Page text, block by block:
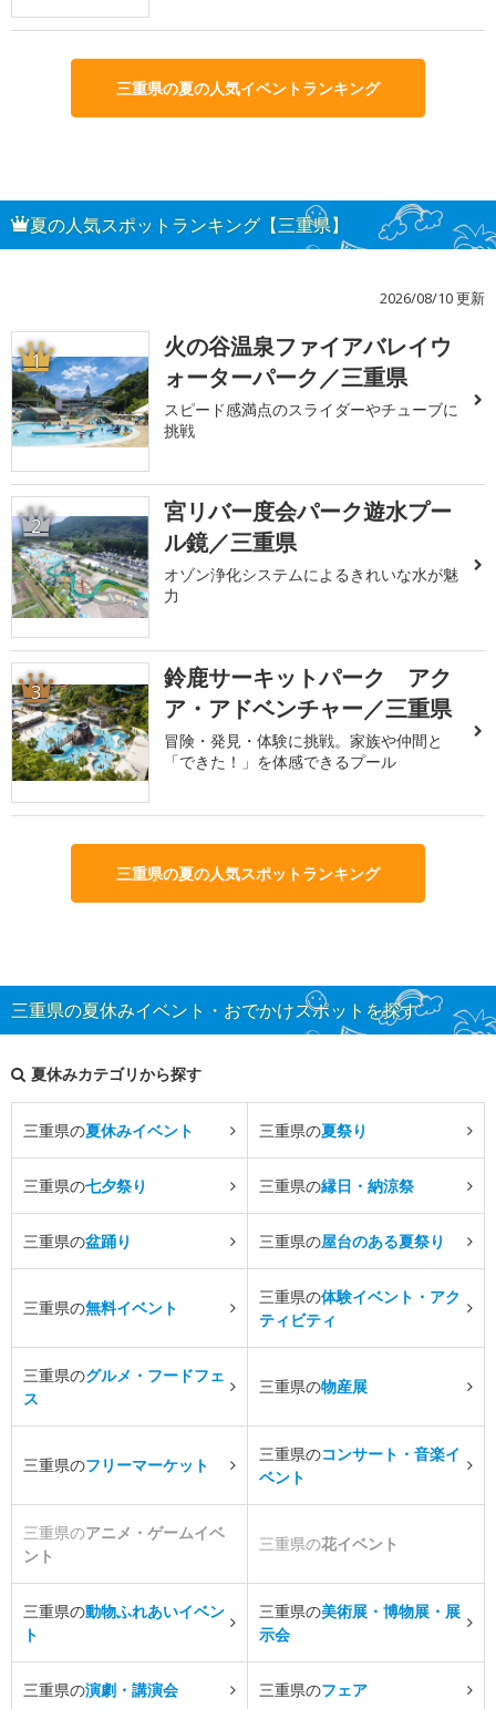
三重県の夏の人気イベントランキング
夏の人気スポットランキング【三重県】
2026/08/10 更新
1
火の谷温泉ファイアバレイウ
ォーターパーク／三重県
スピード感満点のスライダーやチューブに
挑戦
2
宮リバー度会パーク遊水プー
ル鏡／三重県
オゾン浄化システムによるきれいな水が魅
力
3
鈴鹿サーキットパーク アク
ア・アドベンチャー／三重県
冒険・発見・体験に挑戦。家族や仲間と
「できた！」を体感できるプール
三重県の夏の人気スポットランキング
三重県の夏休みイベント・おでかけスポットを探す
夏休みカテゴリから探す
三重県の夏休みイベント 三重県の夏祭り
三重県の七夕祭り 三重県の縁日・納涼祭
三重県の盆踊り 三重県の屋台のある夏祭り
三重県の無料イベント
三重県の体験イベント・アク
ティビティ
三重県のグルメ・フードフェ
ス
三重県の物産展
三重県のフリーマーケット
三重県のコンサート・音楽イ
ベント
三重県のアニメ・ゲームイベ
ント
三重県の花イベント
三重県の動物ふれあいイベン
ト
三重県の美術展・博物展・展
示会
三重県の演劇・講演会 三重県のフェア